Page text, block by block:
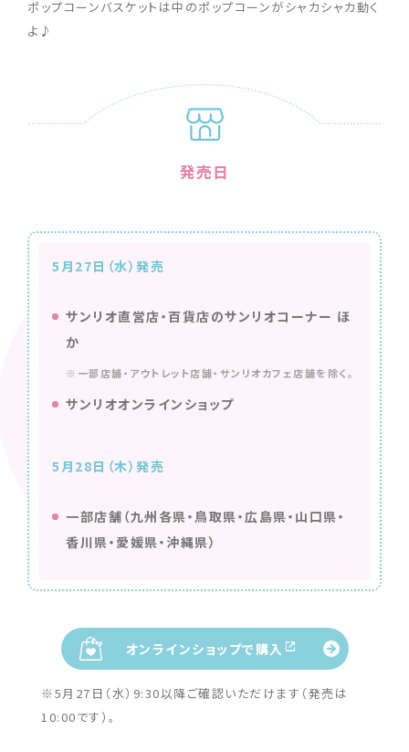
ポップコーンバスケットは中のポップコーンがシャカシャカ動く
よ♪
発売日
5月27日（水）発売
サンリオ直営店・百貨店のサンリオコーナー ほ
か
※一部店舗・アウトレット店舗・サンリオカフェ店舗を除く。
サンリオオンラインショップ
5月28日（木）発売
一部店舗（九州各県・鳥取県・広島県・山口県・
香川県・愛媛県・沖縄県）
オンラインショップで購入
※5月27日（水）9:30以降ご確認いただけます（発売は
10:00です）。